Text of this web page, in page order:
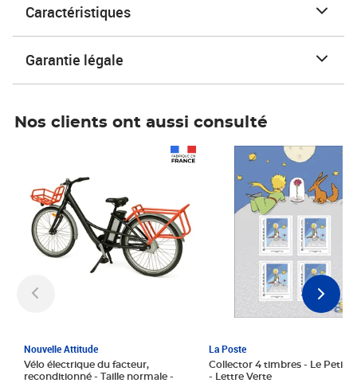
Caractéristiques
Garantie légale
Nos clients ont aussi consulté
Nouvelle Attitude
Vélo électrique du facteur,
reconditionné - Taille normale -
La Poste
Collector 4 timbres - Le Petit
- Lettre Verte
Prix 6,25€ HT